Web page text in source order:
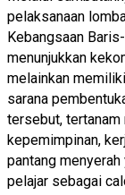
pelaksanaan
Kebangsaan
menunjukkan
melainkan
sarana
tersebut,
kepemimpinan,
pantang
pelajar sebagai